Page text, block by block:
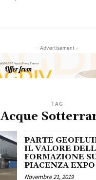
- Advertisement -
TAG
Acque
PARTE
IL VALORE
FORMAZIONE
PIACENZA EXPO
Novembre 21, 2019